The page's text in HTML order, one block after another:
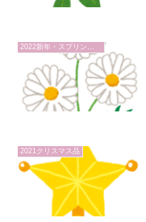
2022新年・スプリング品
2021クリスマス品